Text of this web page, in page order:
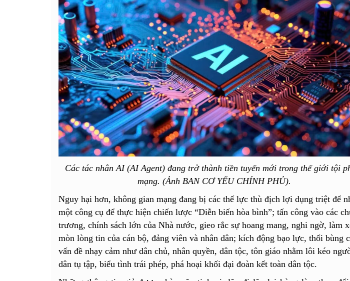
Các tác nhân AI (AI Agent) đang trở thành tiền tuyến mới trong thế giới tội
mạng. (Ảnh BAN CƠ YẾU CHÍNH PHỦ).
​Nguy hại hơn, không gian mạng đang bị các thế lực thù địch lợi dụng triệt để
một công cụ để thực hiện chiến lược “Diễn biến hòa bình”; tấn công vào các
trương, chính sách lớn của Nhà nước, gieo rắc sự hoang mang, nghi ngờ, làm
mòn lòng tin của cán bộ, đảng viên và nhân dân; kích động bạo lực, thổi bùng
vấn đề nhạy cảm như dân chủ, nhân quyền, dân tộc, tôn giáo nhằm lôi kéo
dân tụ tập, biểu tình trái phép, phá hoại khối đại đoàn kết toàn dân tộc.